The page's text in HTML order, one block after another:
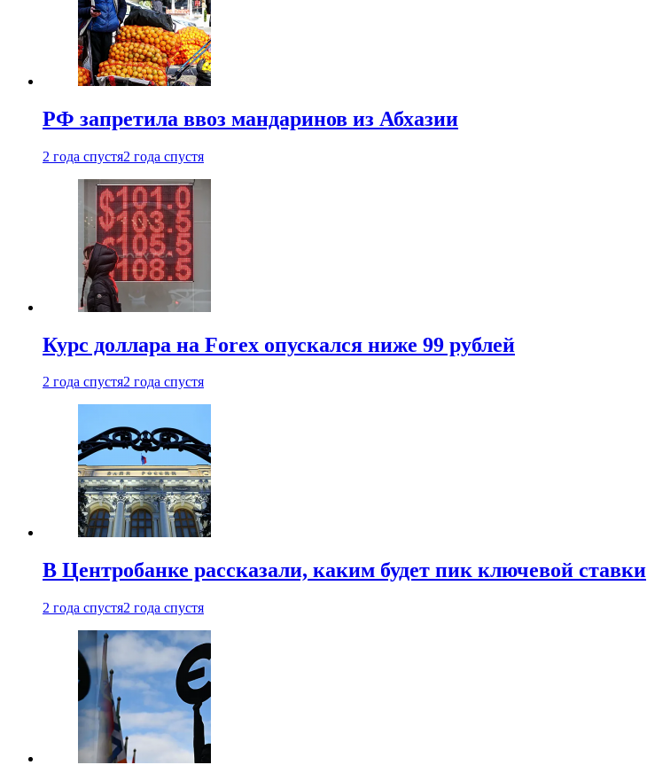
РФ запретила ввоз мандаринов из Абхазии
2 года спустя2 года спустя
Курс доллара на Forex опускался ниже 99 рублей
2 года спустя2 года спустя
В Центробанке рассказали, каким будет пик ключевой ставки
2 года спустя2 года спустя